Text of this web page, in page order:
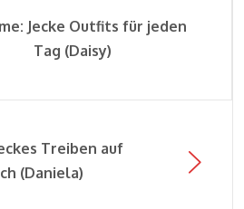
Jecke Outfits für jeden
Tag (Daisy)
Treiben auf
(Daniela)